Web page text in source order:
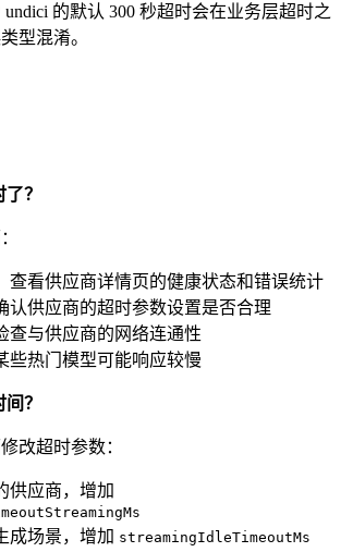
的默认 300 秒超时会在业务层超时之
型混淆。
？
查看供应商详情页的健康状态和错误统计
认供应商的超时参数设置是否合理
查与供应商的网络连通性
些热门模型可能响应较慢
？
改超时参数：
供应商，增加
成场景，增加 streamingIdleTimeoutMs